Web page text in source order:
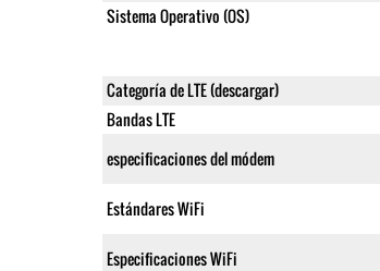
Sistema Operativo (OS)
Categoría de LTE (descargar)
Bandas LTE
especificaciones del módem
Estándares WiFi
Especificaciones WiFi